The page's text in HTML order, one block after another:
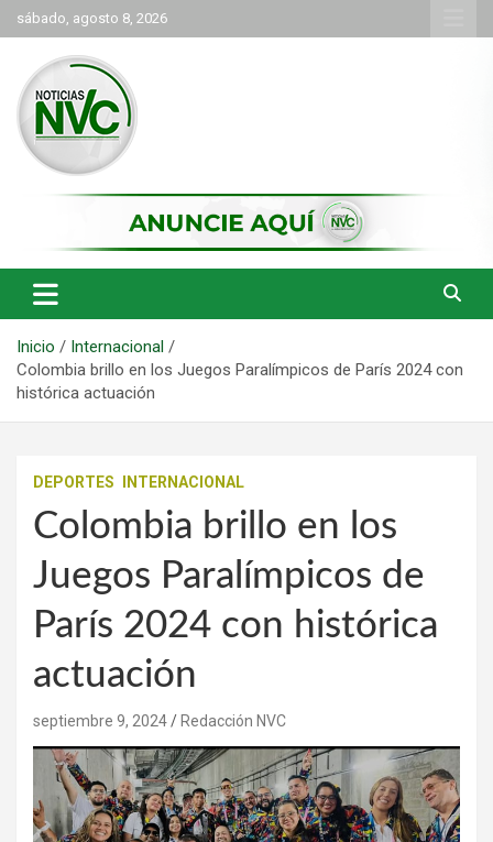
Saltar
al
contenido
sábado, agosto 8, 2026
NVC Noticias
Inicio
Internacional
Colombia brillo en los Juegos Paralímpicos de París 2024 con
histórica actuación
DEPORTES INTERNACIONAL
Colombia brillo en los
Juegos Paralímpicos de
París 2024 con histórica
actuación
septiembre 9, 2024 Redacción NVC